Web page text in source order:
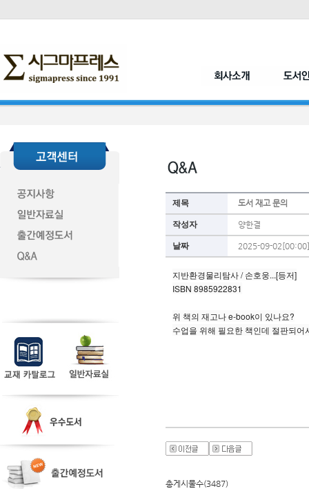
제목 도서 재고 문의
작성자 양한결
날짜 2025-09-02[00:00]
지반환경물리탐사 / 손호웅...[등저]
ISBN 8985922831
위 책의 재고나 e-book이 있나요?
수업을 위해 필요한 책인데 절판되어
총게시물수(3487)